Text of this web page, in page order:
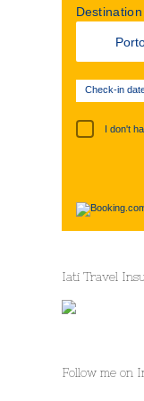
Destination
Check-in
I don't
Iati Travel
Follow me on